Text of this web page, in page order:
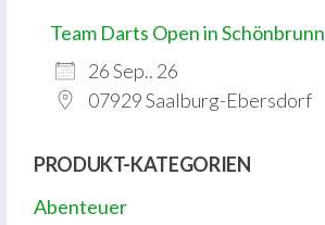
Team Darts Open in Schönbrunn
26 Sep.. 26
07929 Saalburg-Ebersdorf
PRODUKT-KATEGORIEN
Abenteuer